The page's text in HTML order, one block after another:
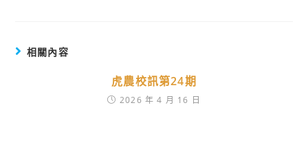
相關內容
虎農校訊第24期
2026 年 4 月 16 日